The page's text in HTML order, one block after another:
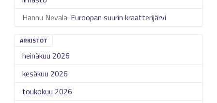
Hannu Nevala: Euroopan suurin kraatterijärvi
ARKISTOT
heinäkuu 2026
kesäkuu 2026
toukokuu 2026